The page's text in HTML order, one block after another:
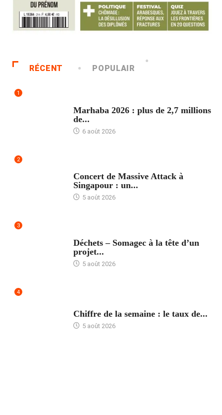
RÉCENT POPULAIR
1
Marhaba 2026 : plus de 2,7 millions
de...
6 août 2026
2
Concert de Massive Attack à
Singapour : un...
5 août 2026
3
Déchets – Somagec à la tête d’un
projet...
5 août 2026
4
Chiffre de la semaine : le taux de...
5 août 2026